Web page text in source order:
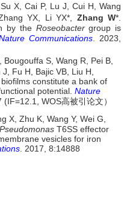
X, Cai P, Lu J, Cui H, Wang
YX, Li YX*, Zhang W*.
by the Roseobactergroup is
Communications . 2023,
Bougouffa S, Wang R, Pei B,
Fu H, Bajic VB, Liu H,
constitute a bank of
potential. Nature
(IF=12.1, WOS高被引论文）
X, Zhu K, Wang Y, Wei G,
Pseudomonas T6SS effector
vesicles for iron
. 2017, 8:14888